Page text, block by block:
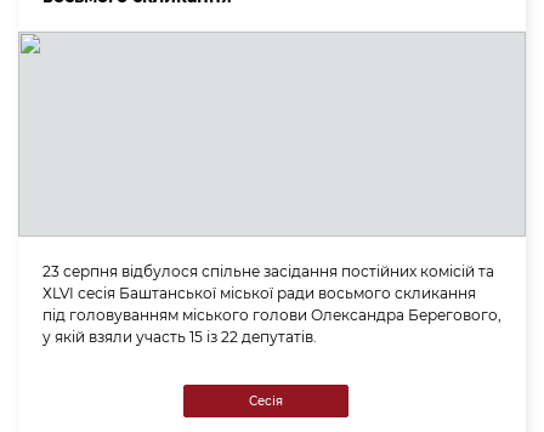
23 серпня відбулося спільне засідання постійних комісій та
ХLVІ сесія Баштанської міської ради восьмого скликання
під головуванням міського голови Олександра Берегового,
у якій взяли участь 15 із 22 депутатів.
Сесія